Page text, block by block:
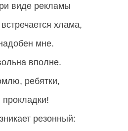
виде рекламы
хлама,
мне.
вполне.
ребятки,
прокладки!
резонный: